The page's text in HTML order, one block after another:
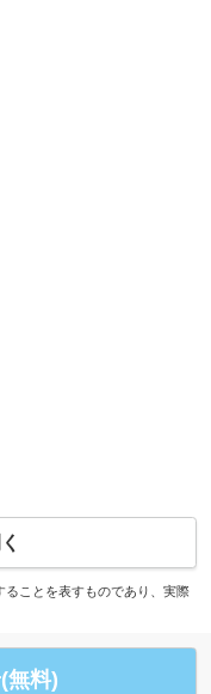
ことを表すものであり、実際
無料)